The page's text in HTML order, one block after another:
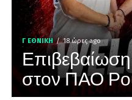
Γ ΕΘΝΙΚΉ 18 ώρες ago
στον ΠΑΟ